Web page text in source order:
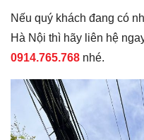
Nếu quý khách đang có
Hà Nội thì hãy liên hệ
0914.765.768 nhé.